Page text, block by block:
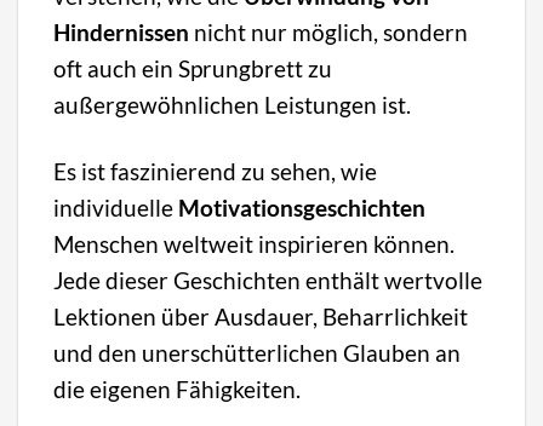
Hindernissen nicht nur möglich, sondern
oft auch ein Sprungbrett zu
außergewöhnlichen Leistungen ist.
Es ist faszinierend zu sehen, wie
individuelle Motivationsgeschichten
Menschen weltweit inspirieren können.
Jede dieser Geschichten enthält wertvolle
Lektionen über Ausdauer, Beharrlichkeit
und den unerschütterlichen Glauben an
die eigenen Fähigkeiten.